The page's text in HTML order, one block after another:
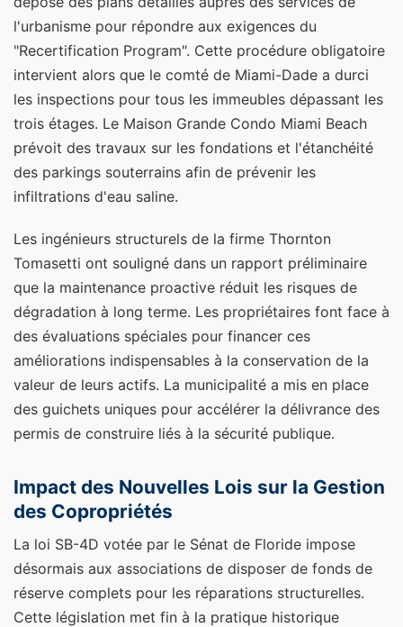
l'urbanisme pour répondre aux exigences du
"Recertification Program". Cette procédure obligatoire
intervient alors que le comté de Miami-Dade a durci
les inspections pour tous les immeubles dépassant les
trois étages. Le Maison Grande Condo Miami Beach
prévoit des travaux sur les fondations et l'étanchéité
des parkings souterrains afin de prévenir les
infiltrations d'eau saline.
Les ingénieurs structurels de la firme Thornton
Tomasetti ont souligné dans un rapport préliminaire
que la maintenance proactive réduit les risques de
dégradation à long terme. Les propriétaires font face à
des évaluations spéciales pour financer ces
améliorations indispensables à la conservation de la
valeur de leurs actifs. La municipalité a mis en place
des guichets uniques pour accélérer la délivrance des
permis de construire liés à la sécurité publique.
Impact des Nouvelles Lois sur la Gestion
des Copropriétés
La loi SB-4D votée par le Sénat de Floride impose
désormais aux associations de disposer de fonds de
réserve complets pour les réparations structurelles.
Cette législation met fin à la pratique historique